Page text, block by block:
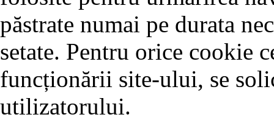
păstrate numai pe durata
setate. Pentru orice cookie
funcționării site-ului, se
utilizatorului.